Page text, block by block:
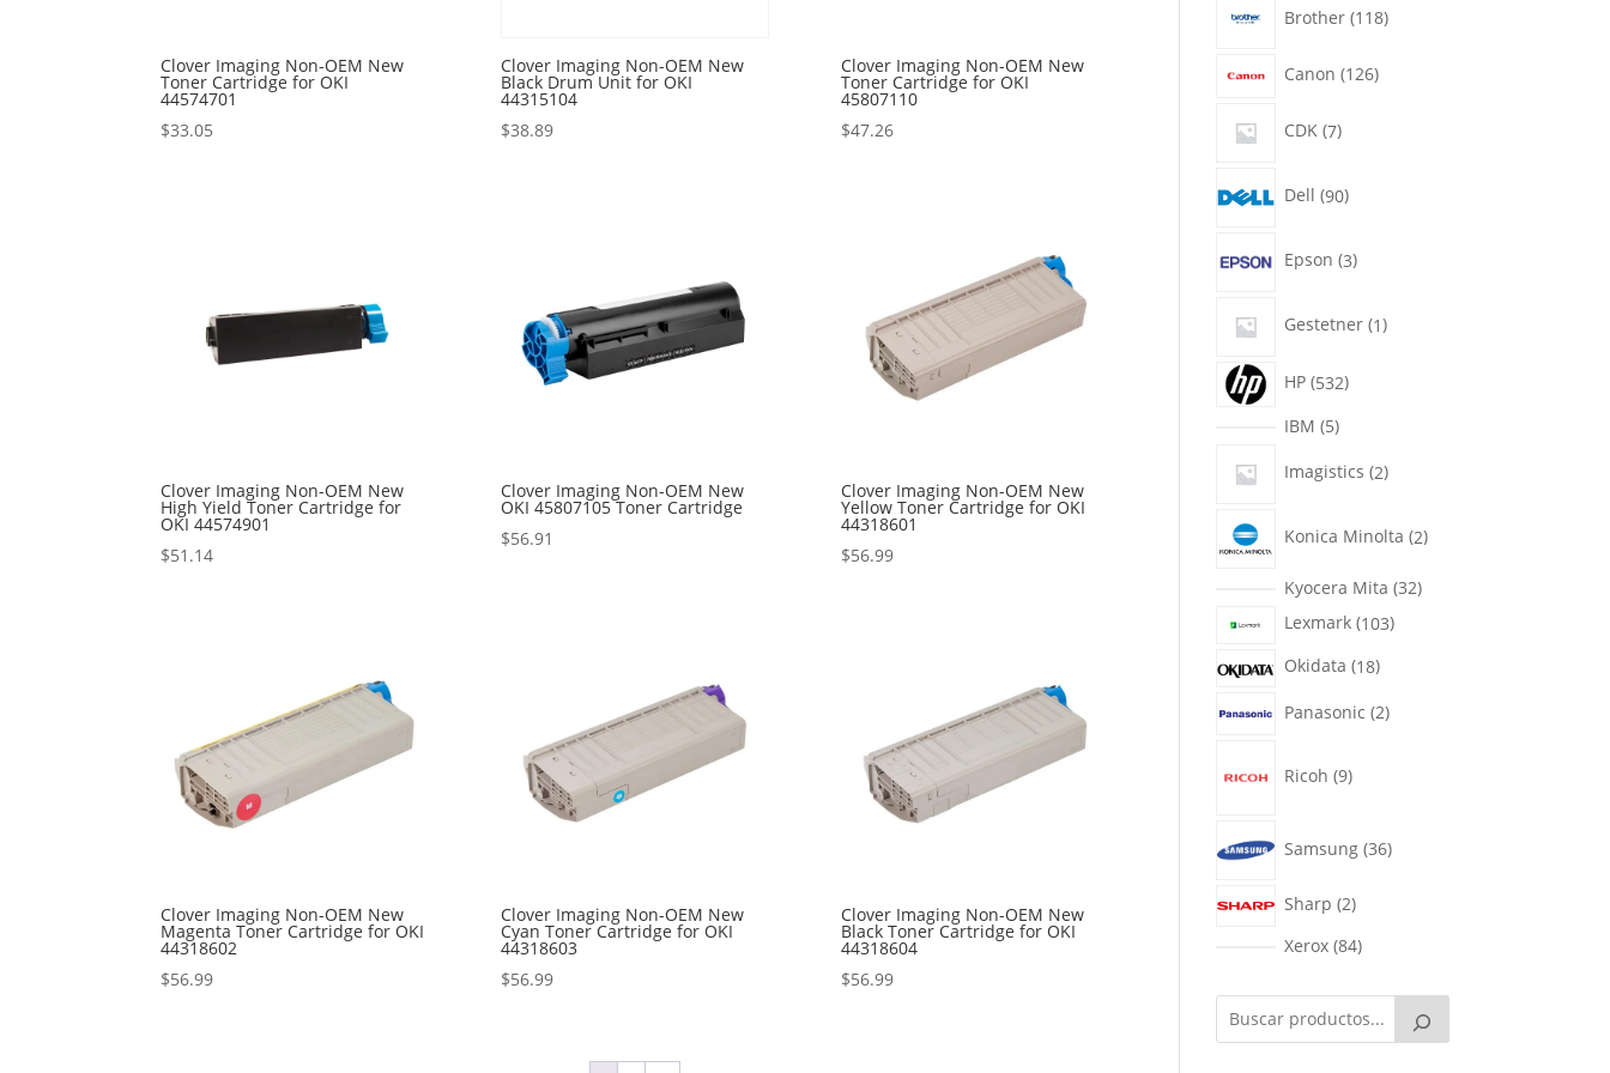
Clover Imaging Non-OEM New
Toner Cartridge for OKI
44574701
$33.05
Clover Imaging Non-OEM New
Black Drum Unit for OKI
44315104
$38.89
Clover Imaging Non-OEM New
Toner Cartridge for OKI
45807110
$47.26
Clover Imaging Non-OEM New
High Yield Toner Cartridge for
OKI 44574901
$51.14
Clover Imaging Non-OEM New
OKI 45807105 Toner Cartridge
$56.91
Clover Imaging Non-OEM New
Yellow Toner Cartridge for OKI
44318601
$56.99
Clover Imaging Non-OEM New
Magenta Toner Cartridge for OKI
44318602
$56.99
Clover Imaging Non-OEM New
Cyan Toner Cartridge for OKI
44318603
$56.99
Clover Imaging Non-OEM New
Black Toner Cartridge for OKI
44318604
$56.99
Brother 118
productos
Canon 126126
CDK 7
productos
Dell 90
productos
Epson 3
productos
Gestetner 1
producto
HP 532532
IBM 55
Imagistics 2
productos
Konica Minolta 2
productos
Kyocera Mita 3232
Lexmark 103103
Okidata 1818
Panasonic 22
Ricoh 9productos
Samsung 36
productos
Sharp 22
Xerox 8484